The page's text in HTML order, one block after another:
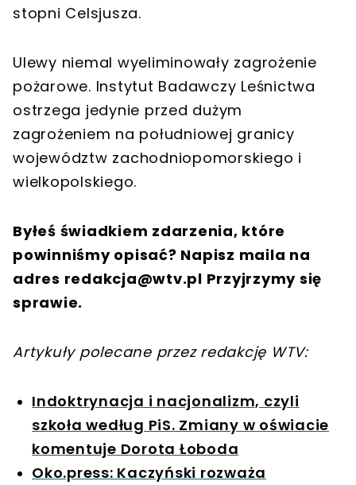
stopni Celsjusza.
Ulewy niemal wyeliminowały zagrożenie
pożarowe. Instytut Badawczy Leśnictwa
ostrzega jedynie przed dużym
zagrożeniem na południowej granicy
województw zachodniopomorskiego i
wielkopolskiego.
Byłeś świadkiem zdarzenia, które
powinniśmy opisać? Napisz maila na
adres redakcja@wtv.pl Przyjrzymy się
sprawie.
Artykuły polecane przez redakcję WTV:
Indoktrynacja i nacjonalizm, czyli
szkoła według PiS. Zmiany w oświacie
komentuje Dorota Łoboda
Oko.press: Kaczyński rozważa